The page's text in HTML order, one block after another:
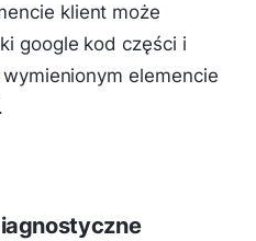
klient może
google kod części i
elemencie